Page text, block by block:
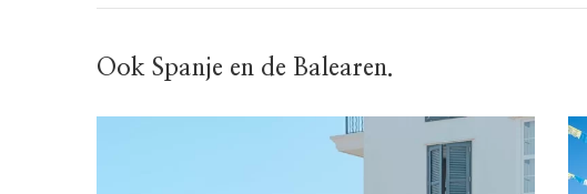
Ook Spanje en de Balearen.